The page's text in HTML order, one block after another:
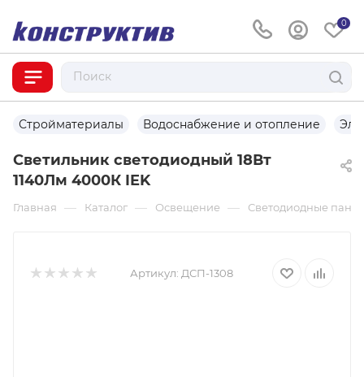
0
Стройматериалы Водоснабжение и отопление
Светильник светодиодный 18Вт
1140Лм 4000К IEK
Главная — Каталог — Освещение — Светодиодные
Артикул: ДСП-1308